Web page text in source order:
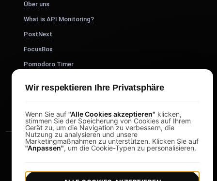
Über uns
What is API Monitoring?
PostNext
FocusBox
Pomodoro Timer
DesignerBox
Wir respektieren Ihre Privatsphäre
Wenn Sie auf "Alle Cookies akzeptieren" klicken,
stimmen Sie der Speicherung von Cookies auf Ihrem
Gerät zu, um die Navigation zu verbessern, die
Nutzung zu analysieren und unsere
Marketingmaßnahmen zu unterstützen. Klicken Sie auf
"Anpassen", um die Cookie-Typen zu personalisieren.